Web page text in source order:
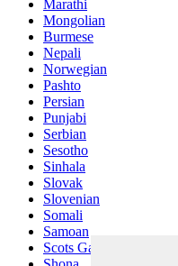
Marathi
Mongolian
Burmese
Nepali
Norwegian
Pashto
Persian
Punjabi
Serbian
Sesotho
Sinhala
Slovak
Slovenian
Somali
Samoan
Scots Gaelic